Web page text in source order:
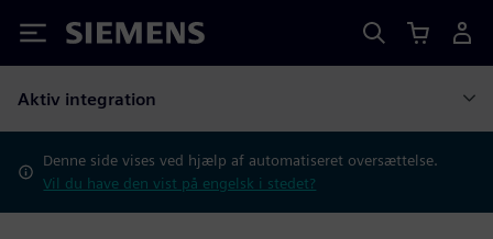
Siemens
Aktiv integration
Denne side vises ved hjælp af automatiseret oversættelse.
Vil du have den vist på engelsk i stedet?